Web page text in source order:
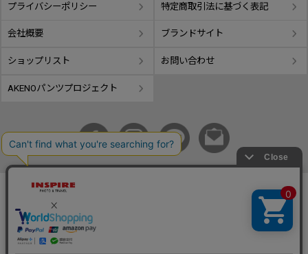
プライバシーポリシー 特定商取引法に基づく表記
会社概要 ブランドサイト
ショップリスト お問い合わせ
AKENOパンツプロジェクト
copyright © GIFUTAKE All rights reserved.